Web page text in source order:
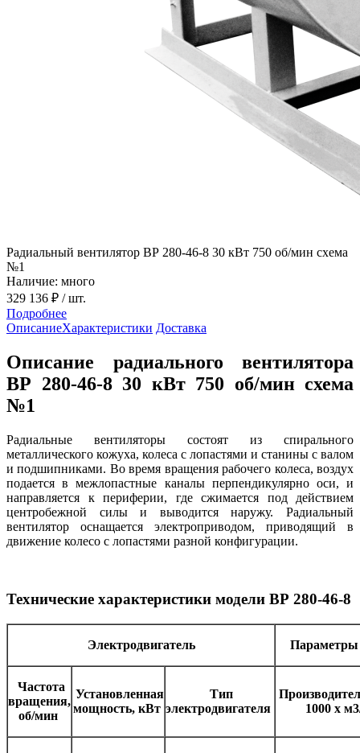
Радиальный вентилятор ВР 280-46-8 30 кВт 750 об/мин схема
№1
Наличие: много
329 136 ₽ / шт.
Подробнее
ОписаниеХарактеристики Доставка
Описание радиального вентилятора
ВР 280-46-8 30 кВт 750 об/мин схема
№1
Радиальные вентиляторы состоят из спирального
металлического кожуха, колеса с лопастями и станины с валом
и подшипниками. Во время вращения рабочего колеса, воздух
подается в межлопастные каналы перпендикулярно оси, и
направляется к периферии, где сжимается под действием
центробежной силы и выводится наружу. Радиальный
вентилятор оснащается электроприводом, приводящий в
движение колесо с лопастями разной конфигурации.
Технические характеристики модели ВР 280-46-8
Электродвигатель Параметры
Частота
вращения,
об/мин
Установленная
мощность, кВт
Тип
электродвигателя
1000 х